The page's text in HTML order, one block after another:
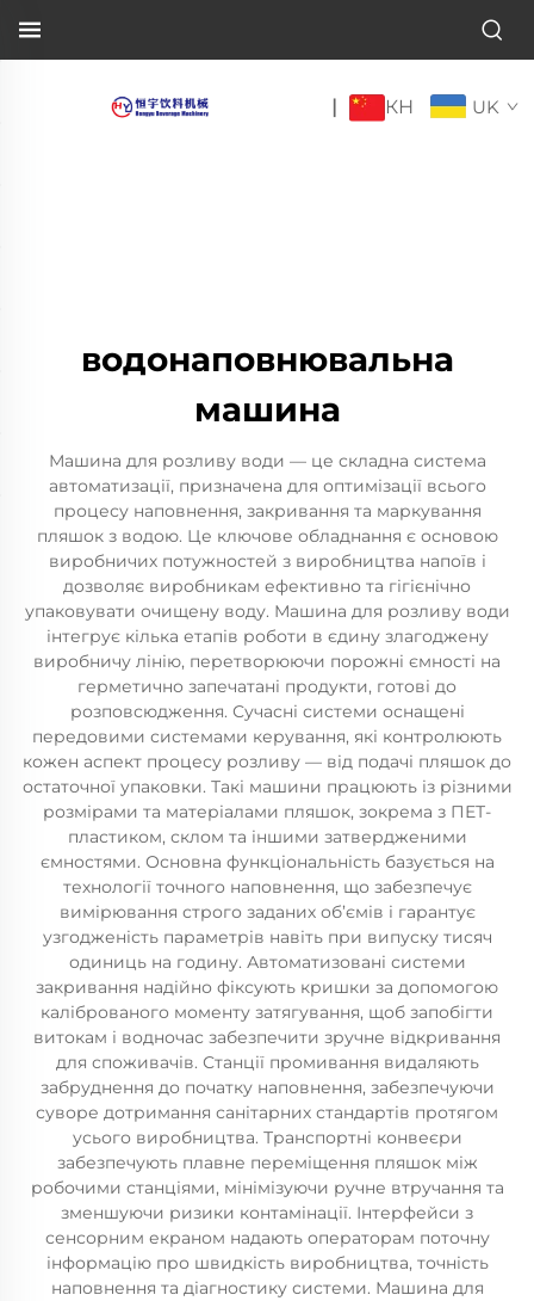
| КН UK
водонаповнювальна
машина
Машина для розливу води — це складна система
автоматизації, призначена для оптимізації всього
процесу наповнення, закривання та маркування
пляшок з водою. Це ключове обладнання є основою
виробничих потужностей з виробництва напоїв і
дозволяє виробникам ефективно та гігієнічно
упаковувати очищену воду. Машина для розливу води
інтегрує кілька етапів роботи в єдину злагоджену
виробничу лінію, перетворюючи порожні ємності на
герметично запечатані продукти, готові до
розповсюдження. Сучасні системи оснащені
передовими системами керування, які контролюють
кожен аспект процесу розливу — від подачі пляшок до
остаточної упаковки. Такі машини працюють із різними
розмірами та матеріалами пляшок, зокрема з ПЕТ-
пластиком, склом та іншими затвердженими
ємностями. Основна функціональність базується на
технології точного наповнення, що забезпечує
вимірювання строго заданих об’ємів і гарантує
узгодженість параметрів навіть при випуску тисяч
одиниць на годину. Автоматизовані системи
закривання надійно фіксують кришки за допомогою
каліброваного моменту затягування, щоб запобігти
витокам і водночас забезпечити зручне відкривання
для споживачів. Станції промивання видаляють
забруднення до початку наповнення, забезпечуючи
суворе дотримання санітарних стандартів протягом
усього виробництва. Транспортні конвеєри
забезпечують плавне переміщення пляшок між
робочими станціями, мінімізуючи ручне втручання та
зменшуючи ризики контамінації. Інтерфейси з
сенсорним екраном надають операторам поточну
інформацію про швидкість виробництва, точність
наповнення та діагностику системи. Машина для